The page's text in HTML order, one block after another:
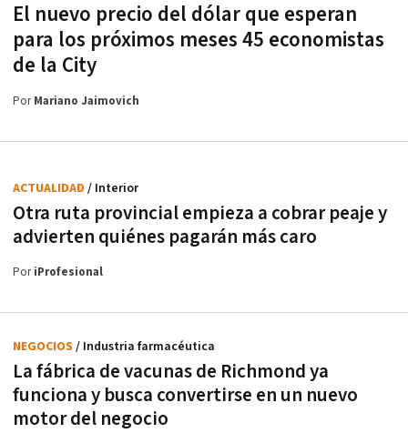
El nuevo precio del dólar que esperan
para los próximos meses 45 economistas
de la City
PorMariano Jaimovich
Otra ruta provincial empieza a cobrar peaje y
advierten quiénes pagarán más caro
ACTUALIDAD / Interior
PoriProfesional
La fábrica de vacunas de Richmond ya
funciona y busca convertirse en un nuevo
motor del negocio
NEGOCIOS / Industria farmacéutica